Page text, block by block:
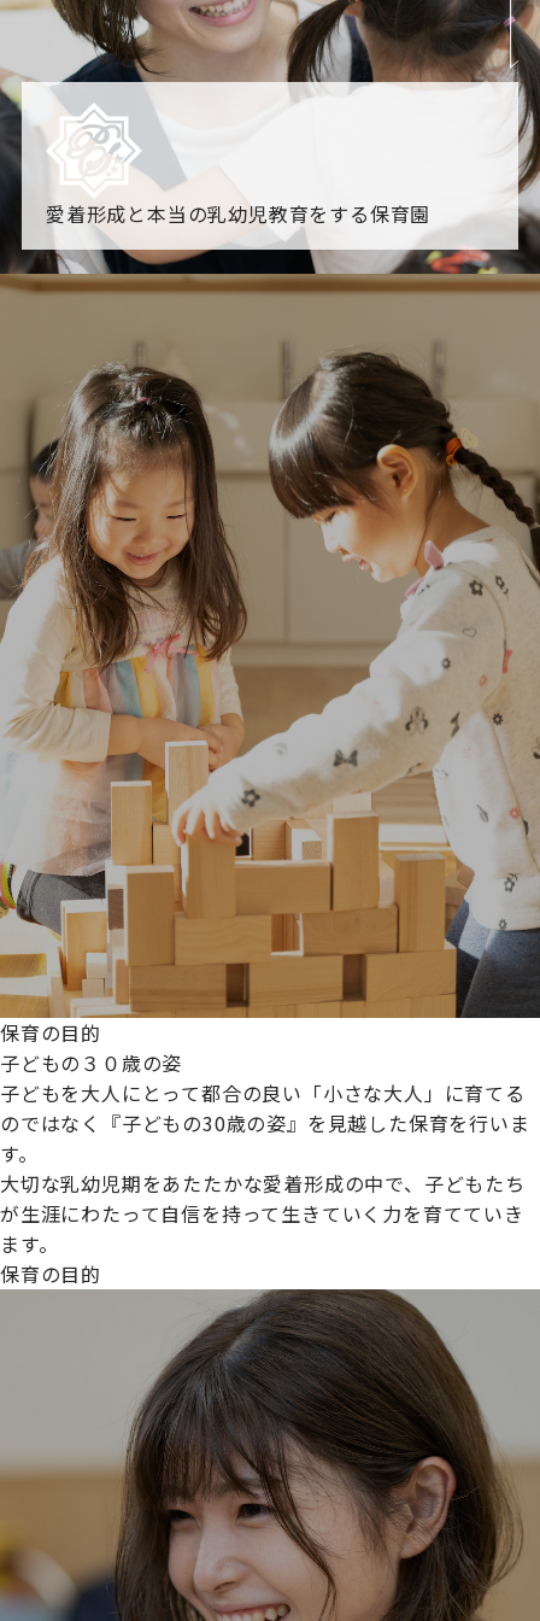
愛着形成と本当の乳幼児教育をする保育園
園からのお知らせ
「すくすく子育て」でリトルスター保育園が紹介されま
各園のブログ
2026.08.05 【そら組】誕生会2026.08.05 【つき組】水遊
一覧を見る
プライムスターほいくえんグループは女性が安心して働き
続けられる環境づくりに取り組んでおり、厚生労働省の
【えるぼし認定(☆☆)】
保育の目的
子どもの３０歳の姿
子どもを大人にとって都合の良い「小さな大人」に育てる
のではなく『子どもの30歳の姿』を見越した保育を行いま
す。
大切な乳幼児期をあたたかな愛着形成の中で、子どもたち
が生涯にわたって自信を持って生きていく力を育てていき
ます。
保育の目的